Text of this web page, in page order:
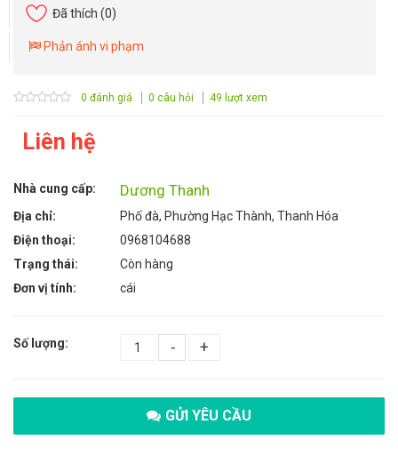
Đã thích (0)
Phản ánh vi phạm
0 đánh giá 0 câu hỏi 49 lượt xem
Liên hệ
Nhà cung cấp: Dương Thanh
Địa chỉ:
Phố đà, Phường Hạc Thành, Thanh Hóa
Điện thoại:
0968104688
Trạng thái:
Còn hàng
Đơn vị tính:
cái
Số lượng: - +
GỬI YÊU CẦU